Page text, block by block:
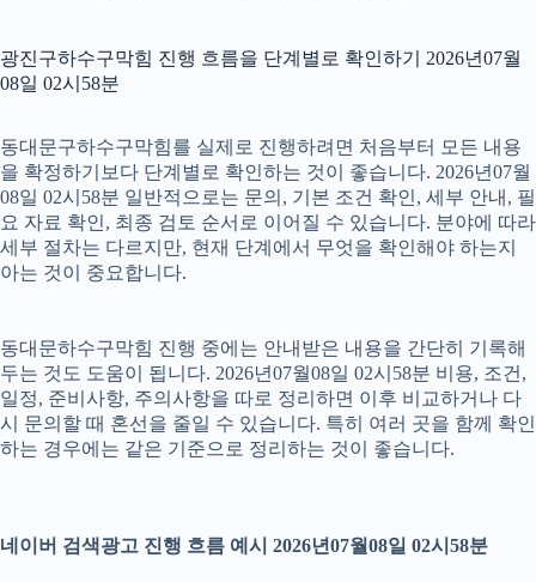
광진구하수구막힘 진행 흐름을 단계별로 확인하기 2026년07월
08일 02시58분
동대문구하수구막힘를 실제로 진행하려면 처음부터 모든 내용
을 확정하기보다 단계별로 확인하는 것이 좋습니다. 2026년07월
08일 02시58분 일반적으로는 문의, 기본 조건 확인, 세부 안내, 필
요 자료 확인, 최종 검토 순서로 이어질 수 있습니다. 분야에 따라
세부 절차는 다르지만, 현재 단계에서 무엇을 확인해야 하는지
아는 것이 중요합니다.
동대문하수구막힘 진행 중에는 안내받은 내용을 간단히 기록해
두는 것도 도움이 됩니다. 2026년07월08일 02시58분 비용, 조건,
일정, 준비사항, 주의사항을 따로 정리하면 이후 비교하거나 다
시 문의할 때 혼선을 줄일 수 있습니다. 특히 여러 곳을 함께 확인
하는 경우에는 같은 기준으로 정리하는 것이 좋습니다.
네이버 검색광고 진행 흐름 예시 2026년07월08일 02시58분